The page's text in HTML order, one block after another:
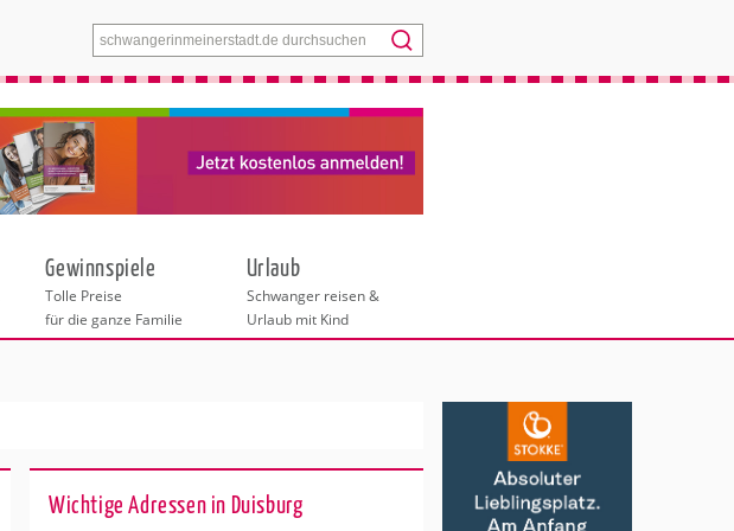
Menü
Gewinnspiele
Tolle Preise
für die ganze Familie
Urlaub
Schwanger reisen &
Urlaub mit Kind
Wichtige Adressen in Duisburg